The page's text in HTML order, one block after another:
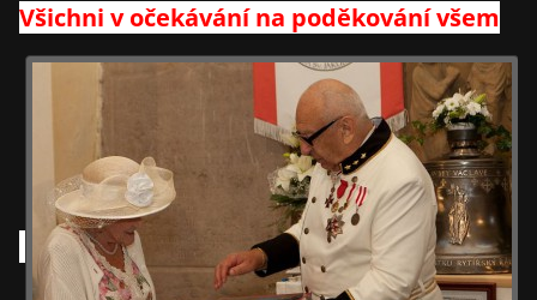
Všichni v očekávání na poděkování všem